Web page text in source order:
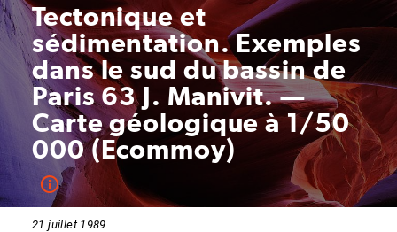
Tectonique et
sédimentation. Exemples
dans le sud du bassin de
Paris 63 J. Manivit. —
Carte géologique à 1/50
000 (Ecommoy)
21 juillet 1989